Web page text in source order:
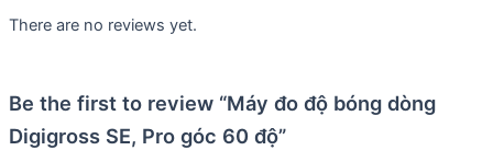
There are no reviews yet.
Be the first to review “Máy đo độ bóng dòng
Digigross SE, Pro góc 60 độ”